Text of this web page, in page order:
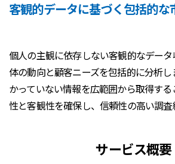
客観的データに基づく包括的な
個人の主観に依存しない客観的なデー
体の動向と顧客ニーズを包括的に分析
かっていない情報を広範囲から取得す
性と客観性を確保し、信頼性の高い調査
サービス概要